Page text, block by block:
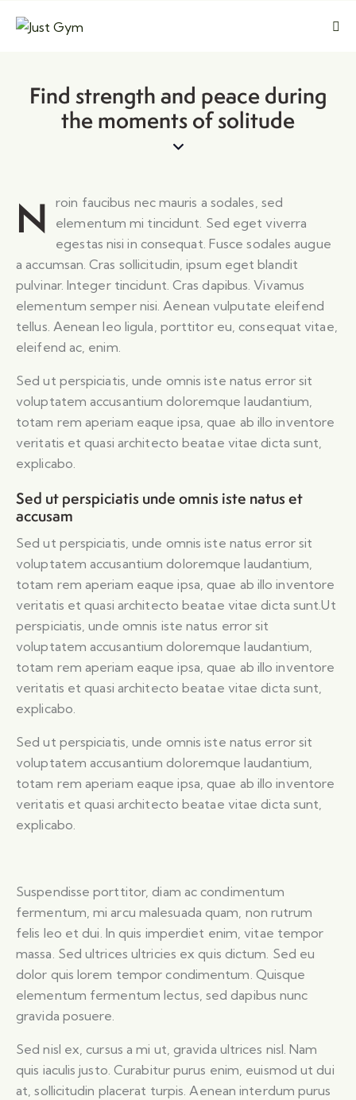
Find strength and peace during
the moments of solitude
Kapat
N
roin faucibus nec mauris a sodales, sed
elementum mi tincidunt. Sed eget viverra
egestas nisi in consequat. Fusce sodales augue
a accumsan. Cras sollicitudin, ipsum eget blandit
pulvinar. Integer tincidunt. Cras dapibus. Vivamus
elementum semper nisi. Aenean vulputate eleifend
tellus. Aenean leo ligula, porttitor eu, consequat vitae,
eleifend ac, enim.
Sed ut perspiciatis, unde omnis iste natus error sit
voluptatem accusantium doloremque laudantium,
totam rem aperiam eaque ipsa, quae ab illo inventore
veritatis et quasi architecto beatae vitae dicta sunt,
explicabo.
Sed ut perspiciatis unde omnis iste natus et
accusam
Sed ut perspiciatis, unde omnis iste natus error sit
voluptatem accusantium doloremque laudantium,
totam rem aperiam eaque ipsa, quae ab illo inventore
veritatis et quasi architecto beatae vitae dicta sunt.Ut
perspiciatis, unde omnis iste natus error sit
voluptatem accusantium doloremque laudantium,
totam rem aperiam eaque ipsa, quae ab illo inventore
veritatis et quasi architecto beatae vitae dicta sunt,
explicabo.
Sed ut perspiciatis, unde omnis iste natus error sit
voluptatem accusantium doloremque laudantium,
totam rem aperiam eaque ipsa, quae ab illo inventore
veritatis et quasi architecto beatae vitae dicta sunt,
explicabo.
Suspendisse porttitor, diam ac condimentum
fermentum, mi arcu malesuada quam, non rutrum
felis leo et dui. In quis imperdiet enim, vitae tempor
massa. Sed ultrices ultricies ex quis dictum. Sed eu
dolor quis lorem tempor condimentum. Quisque
elementum fermentum lectus, sed dapibus nunc
gravida posuere.
Sed nisl ex, cursus a mi ut, gravida ultrices nisl. Nam
quis iaculis justo. Curabitur purus enim, euismod ut dui
at, sollicitudin placerat turpis. Aenean interdum purus